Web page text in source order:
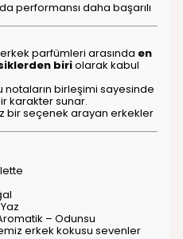
performansı daha başarılı
parfümleri arasında en
biriolarak kabul
notaların birleşimi sayesinde
karakter sunar.
bir seçenek arayan erkekler
– Odunsu
erkek kokusu sevenler